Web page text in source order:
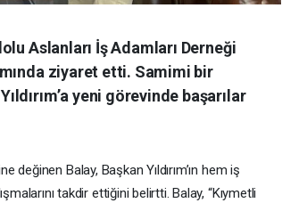
Aslanları İş Adamları Derneği
ziyaret etti. Samimi bir
yeni görevinde başarılar
değinen Balay, Başkan Yıldırım’ın hem iş
takdir ettiğini belirtti. Balay, “Kıymetli